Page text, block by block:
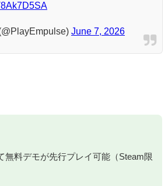
June 7, 2026
無料デモが先行プレイ可能（Steam限